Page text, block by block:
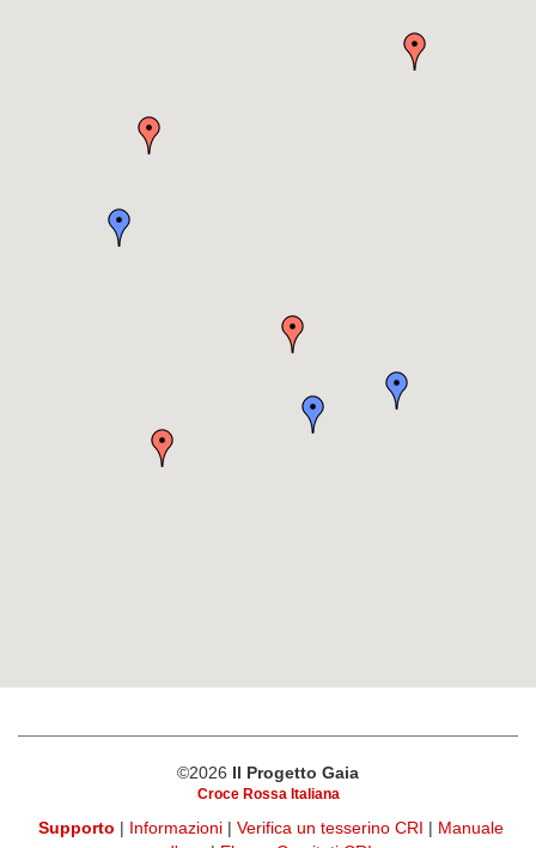
©2026 Il Progetto Gaia
Croce Rossa Italiana
Supporto | Informazioni | Verifica un tesserino CRI | Manuale